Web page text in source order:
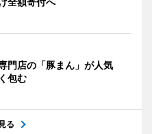
門店の「豚まん」が人気
包む
る